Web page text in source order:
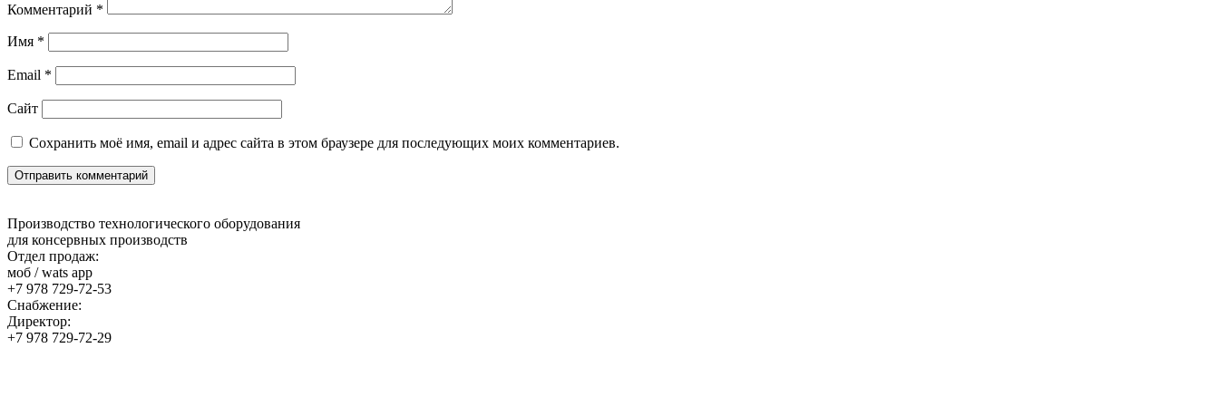
Комментарий *
Имя *
Email *
Сайт
Сохранить моё имя, email и адрес сайта в этом браузере для последующих моих комментариев.
Производство технологического оборудования
для консервных производств
Отдел продаж:
моб / wats app
+7 978 729-72-53
Снабжение:
Директор:
+7 978 729-72-29